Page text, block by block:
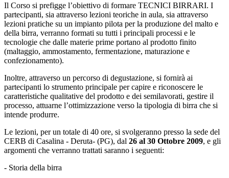
Il Corso si prefigge l’obiettivo di formare TECNICI BIRRARI. I
partecipanti, sia attraverso lezioni teoriche in aula, sia attraverso
lezioni pratiche su un impianto pilota per la produzione del malto e
della birra, verranno formati su tutti i principali processi e le
tecnologie che dalle materie prime portano al prodotto finito
(maltaggio, ammostamento, fermentazione, maturazione e
confezionamento).
Inoltre, attraverso un percorso di degustazione, si fornirà ai
partecipanti lo strumento principale per capire e riconoscere le
caratteristiche qualitative del prodotto e dei semilavorati, gestire il
processo, attuarne l’ottimizzazione verso la tipologia di birra che si
intende produrre.
Le lezioni, per un totale di 40 ore, si svolgeranno presso la sede del
CERB di Casalina - Deruta- (PG), dal 26 al 30 Ottobre 2009, e gli
argomenti che verranno trattati saranno i seguenti:
- Storia della birra